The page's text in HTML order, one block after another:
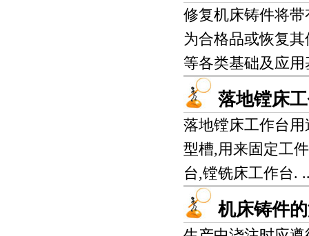
修复机床铸件将
为合格品或恢复
等各类基础及应
落地镗床
落地镗床工作台
型槽,用来固定工
台,镗铣床工作台.
机床铸件